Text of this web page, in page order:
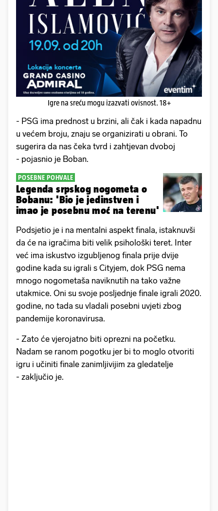
Igre na sreću mogu izazvati ovisnost. 18+
- PSG ima prednost u brzini, ali čak i kada napadnu
u većem broju, znaju se organizirati u obrani. To
sugerira da nas čeka tvrd i zahtjevan dvoboj
- pojasnio je Boban.
POSEBNE POHVALE
Legenda srpskog nogometa o
Bobanu: 'Bio je jedinstven i
imao je posebnu moć na terenu'
Podsjetio je i na mentalni aspekt finala, istaknuvši
da će na igračima biti velik psihološki teret. Inter
već ima iskustvo izgubljenog finala prije dvije
godine kada su igrali s Cityjem, dok PSG nema
mnogo nogometaša naviknutih na tako važne
utakmice. Oni su svoje posljednje finale igrali 2020.
godine, no tada su vladali posebni uvjeti zbog
pandemije koronavirusa.
- Zato će vjerojatno biti oprezni na početku.
Nadam se ranom pogotku jer bi to moglo otvoriti
igru i učiniti finale zanimljivijim za gledatelje
- zaključio je.